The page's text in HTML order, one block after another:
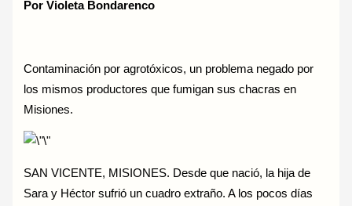
Por Violeta Bondarenco
Contaminación por agrotóxicos, un problema negado por
los mismos productores que fumigan sus chacras en
Misiones.
SAN VICENTE, MISIONES. Desde que nació, la hija de
Sara y Héctor sufrió un cuadro extraño. A los pocos días